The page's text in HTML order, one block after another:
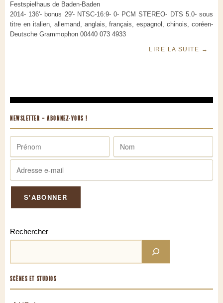
Festspielhaus de Baden-Baden
2014- 136'- bonus 29'- NTSC-16:9- 0- PCM STEREO- DTS 5.0- sous
titre en italien, allemand, anglais, français, espagnol, chinois, coréen-
Deutsche Grammophon 00440 073 4933
LIRE LA SUITE →
NEWSLETTER – ABONNEZ-VOUS !
Rechercher
SCÈNES ET STUDIOS